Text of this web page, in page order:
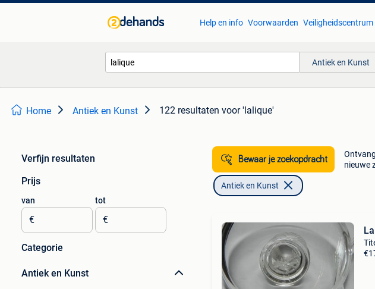
Help en info Voorwaarden Veiligheidscentrum
Antiek en Kunst
Home Antiek en Kunst 122 resultaten voor 'lalique'
Verfijn resultaten
Prijs
van
€
tot
€
Categorie
Antiek en Kunst
Bewaar je zoekopdracht
nieuwe
Antiek en Kunst